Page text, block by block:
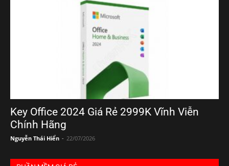
Key Office 2024 Giá Rẻ 2999K Vĩnh Viễn
Chính Hãng
Nguyễn Thái Hiển - 22/07/2026